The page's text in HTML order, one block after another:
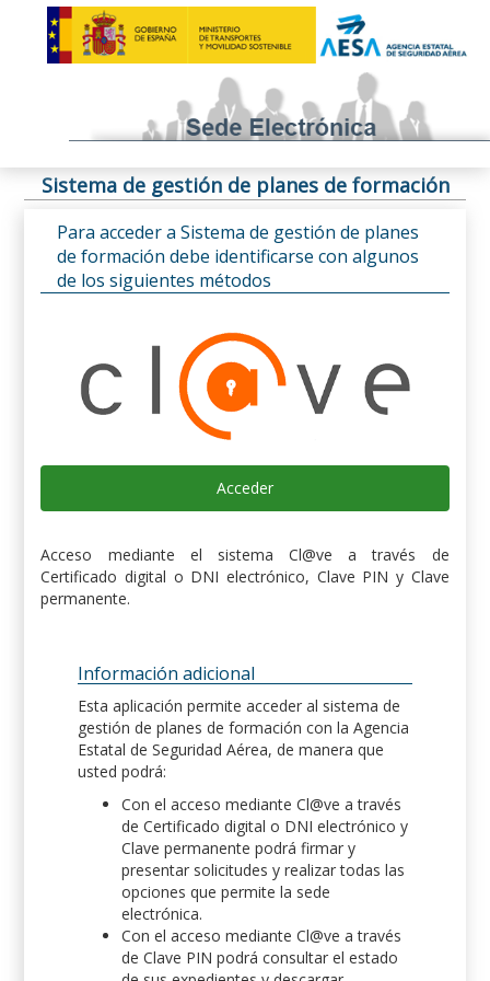
Sistema de gestión de planes de formación
Para acceder a Sistema de gestión de planes
de formación debe identificarse con algunos
de los siguientes métodos
Acceder
Acceso mediante el sistema Cl@ve a través de
Certificado digital o DNI electrónico, Clave PIN y Clave
permanente.
Información adicional
Esta aplicación permite acceder al sistema de
gestión de planes de formación con la Agencia
Estatal de Seguridad Aérea, de manera que
usted podrá:
Con el acceso mediante Cl@ve a través
de Certificado digital o DNI electrónico y
Clave permanente podrá firmar y
presentar solicitudes y realizar todas las
opciones que permite la sede
electrónica.
Con el acceso mediante Cl@ve a través
de Clave PIN podrá consultar el estado